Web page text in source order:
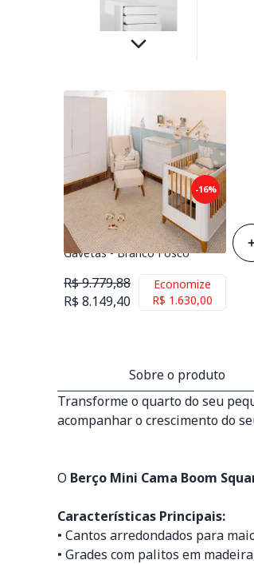
-16%
Kit Quarto Infantil Boom com
Pés Square Mel - Berço +
Guarda-Roupa + Poltrona e
Puff Ginga + Cômoda 4
Gavetas - Branco Fosco
R$ 9.779,88
R$ 8.149,40
Economize
R$ 1.630,00
Sobre o produto
Transforme o quarto do seu
acompanhar o crescimento do
O Berço Mini Cama Boom
Características Principais:
• Cantos arredondados para
• Grades com palitos em